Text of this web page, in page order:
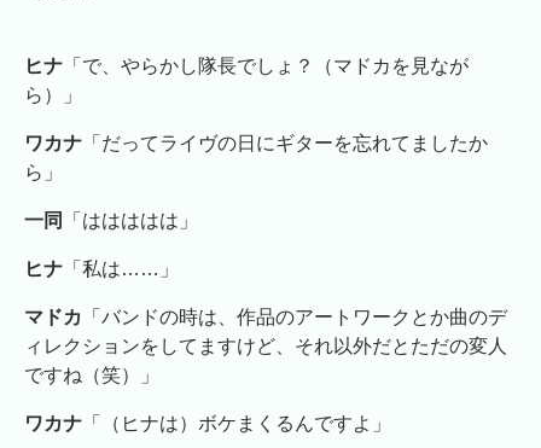
ヒナ 「で、やらかし隊長でしょ？（マドカを見なが
ら）」
ワカナ 「だってライヴの日にギターを忘れてましたか
ら」
一同 「ははははは」
ヒナ 「私は……」
マドカ
「バンドの時は、作品のアートワークとか曲のデ
ィレクションをしてますけど、それ以外だとただの変人
ですね（笑）」
ワカナ 「（ヒナは）ボケまくるんですよ」